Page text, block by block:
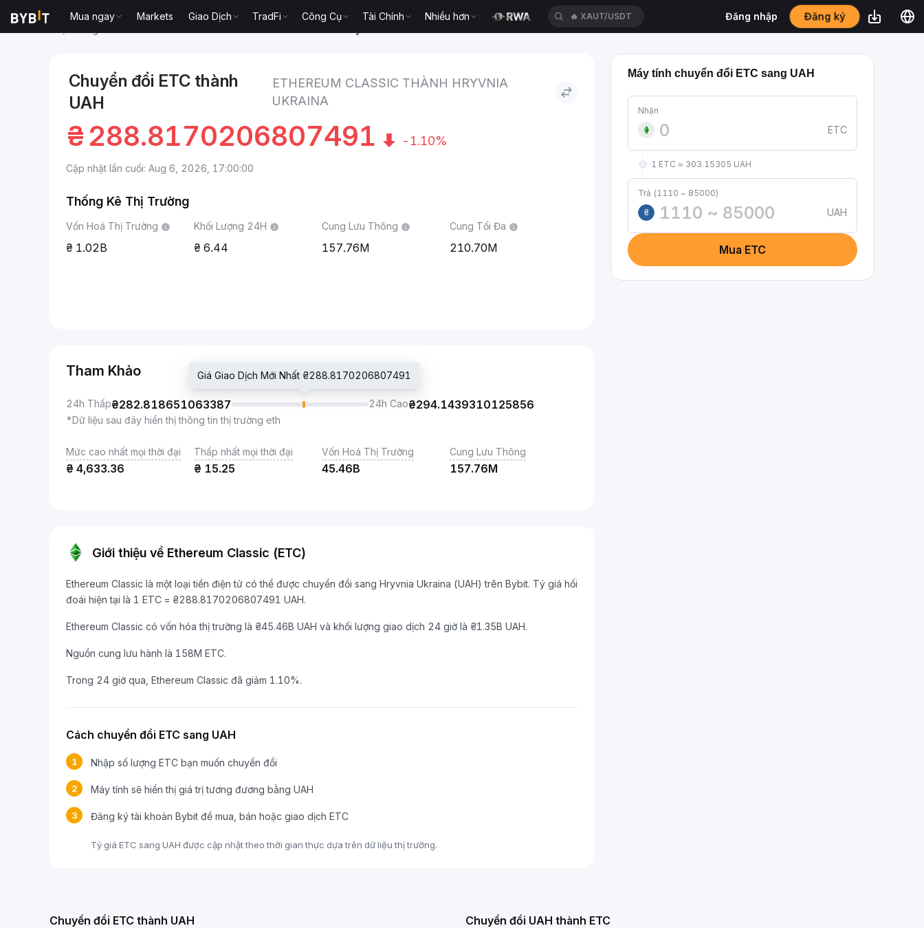
Mua ngay Markets Giao Dịch TradFi Công Cụ Tài Chính Nhiều hơn 🔥 XAUT/USDT Đăng nhập
Đăng ký
Chuyển đổi ETC thành
UAH
ETHEREUM CLASSIC THÀNH HRYVNIA
UKRAINA
₴ 288.8170206807491 -1.10%
Cập nhật lần cuối: Aug 6, 2026, 17:00:00
Thống Kê Thị Trường
Vốn Hoá Thị Trường
1.02B
Khối Lượng 24H
6.44
Cung Lưu Thông
157.76M
Cung Tối Đa
210.70M
Tham Khảo
24h Thấp₴282.818651063387
Giá Giao Dịch Mới Nhất ₴288.8170206807491
24h Cao₴294.1439310125856
*Dữ liệu sau đây hiển thị thông tin thị trường eth
Mức cao nhất mọi thời đại
₴ 4,633.36
Thấp nhất mọi thời đại
₴ 15.25
Vốn Hoá Thị Trường
45.46B
Cung Lưu Thông
157.76M
Giới thiệu về Ethereum Classic (ETC)
Ethereum Classic là một loại tiền điện tử có thể được chuyển đổi sang Hryvnia Ukraina (UAH) trên Bybit. Tỷ giá hối
đoái hiện tại là 1 ETC = ₴288.8170206807491 UAH.
Ethereum Classic có vốn hóa thị trường là ₴45.46B UAH và khối lượng giao dịch 24 giờ là ₴1.35B UAH.
Nguồn cung lưu hành là 158M ETC.
Trong 24 giờ qua, Ethereum Classic đã giảm 1.10%.
Cách chuyển đổi ETC sang UAH
1 Nhập số lượng ETC bạn muốn chuyển đổi
2 Máy tính sẽ hiển thị giá trị tương đương bằng UAH
3 Đăng ký tài khoản Bybit để mua, bán hoặc giao dịch ETC
Tỷ giá ETC sang UAH được cập nhật theo thời gian thực dựa trên dữ liệu thị trường.
Máy tính chuyển đổi ETC sang UAH
Nhận
ETC
1 ETC ≈ 303.15305 UAH
Trả (1110 ~ 85000)
₴
UAH
Mua ETC
Chuyển đổi ETC thành UAH Chuyển đổi UAH thành ETC